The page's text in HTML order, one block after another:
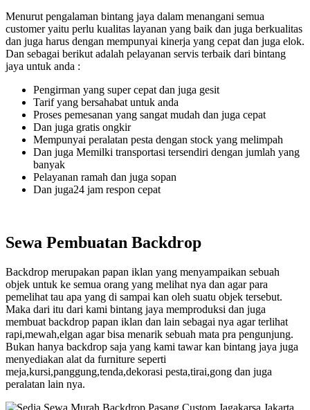
Menurut pengalaman bintang jaya dalam menangani semua
customer yaitu perlu kualitas layanan yang baik dan juga berkualitas
dan juga harus dengan mempunyai kinerja yang cepat dan juga elok.
Dan sebagai berikut adalah pelayanan servis terbaik dari bintang
jaya untuk anda :
Pengirman yang super cepat dan juga gesit
Tarif yang bersahabat untuk anda
Proses pemesanan yang sangat mudah dan juga cepat
Dan juga gratis ongkir
Mempunyai peralatan pesta dengan stock yang melimpah
Dan juga Memilki transportasi tersendiri dengan jumlah yang
banyak
Pelayanan ramah dan juga sopan
Dan juga24 jam respon cepat
Sewa Pembuatan Backdrop
Backdrop merupakan papan iklan yang menyampaikan sebuah
objek untuk ke semua orang yang melihat nya dan agar para
pemelihat tau apa yang di sampai kan oleh suatu objek tersebut.
Maka dari itu dari kami bintang jaya memproduksi dan juga
membuat backdrop papan iklan dan lain sebagai nya agar terlihat
rapi,mewah,elgan agar bisa menarik sebuah mata pra pengunjung.
Bukan hanya backdrop saja yang kami tawar kan bintang jaya juga
menyediakan alat da furniture seperti
meja,kursi,panggung,tenda,dekorasi pesta,tirai,gong dan juga
peralatan lain nya.